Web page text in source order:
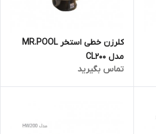
کلرزن خطی استخر MR.POOL
مدل CL200
تماس بگیرید